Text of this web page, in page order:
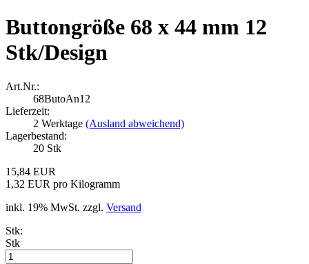
Buttongröße 68 x 44 mm 12
Stk/Design
Art.Nr.:
68ButoAn12
Lieferzeit:
2 Werktage (Ausland abweichend)
Lagerbestand:
20 Stk
15,84 EUR
1,32 EUR pro Kilogramm
inkl. 19% MwSt. zzgl. Versand
Stk:
Stk